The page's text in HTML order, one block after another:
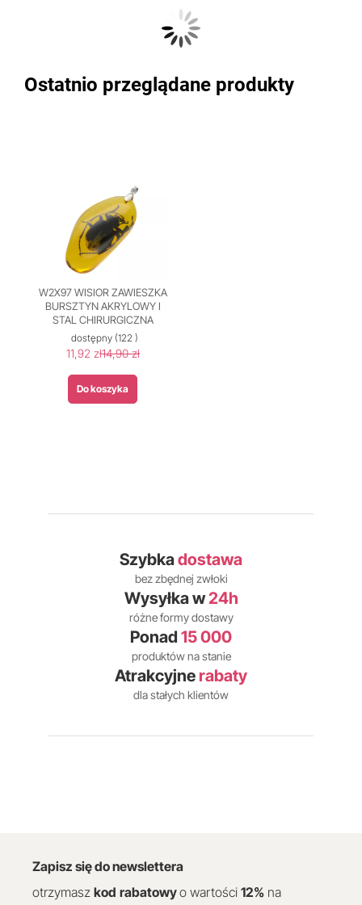
Ostatnio przeglądane produkty
W2X97 WISIOR ZAWIESZKA
BURSZTYN AKRYLOWY I
STAL CHIRURGICZNA
dostępny (122 )
11,92 zł14,90 zł
Do koszyka
Szybkadostawa
bez zbędnej zwłoki
Wysyłka w24h
różne formy dostawy
Ponad 15 000
produktów na stanie
Atrakcyjne rabaty
dla stałych klientów
Zapisz się do newslettera
otrzymasz kod rabatowyo wartości 12% na